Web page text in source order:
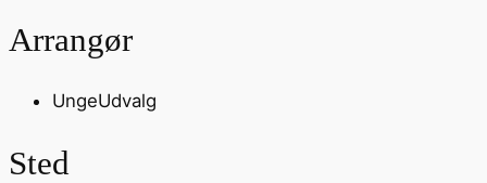
Arrangør
UngeUdvalg
Sted